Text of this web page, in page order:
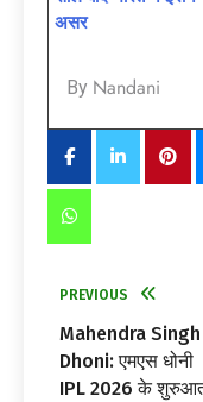
असर
By Nandani
PREVIOUS
Mahendra Singh
Dhoni: एमएस धोनी
IPL 2026 के